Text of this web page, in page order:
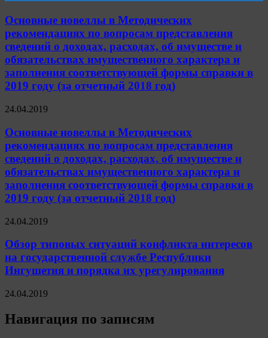
Основные новеллы в Методических
рекомендациях по вопросам представления
сведений о доходах, расходах, об имуществе и
обязательствах имущественного характера и
заполнения соответствующей формы справки в
2019 году (за отчетный 2018 год)
24.04.2019
Основные новеллы в Методических
рекомендациях по вопросам представления
сведений о доходах, расходах, об имуществе и
обязательствах имущественного характера и
заполнения соответствующей формы справки в
2019 году (за отчетный 2018 год)
24.04.2019
Обзор типовых ситуаций конфликта интересов
на государственной службе Республики
Ингушетия и порядка их урегулирования
24.04.2019
Навигация по записям